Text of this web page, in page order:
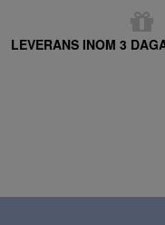
LEVERANS INOM 3